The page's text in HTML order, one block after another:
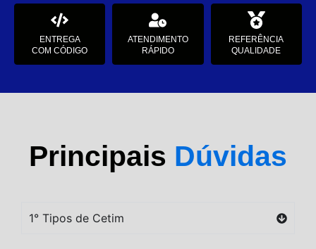
ENTREGA
COM CÓDIGO
ATENDIMENTO
RÁPIDO
REFERÊNCIA
QUALIDADE
Principais Dúvidas
1° Tipos de Cetim